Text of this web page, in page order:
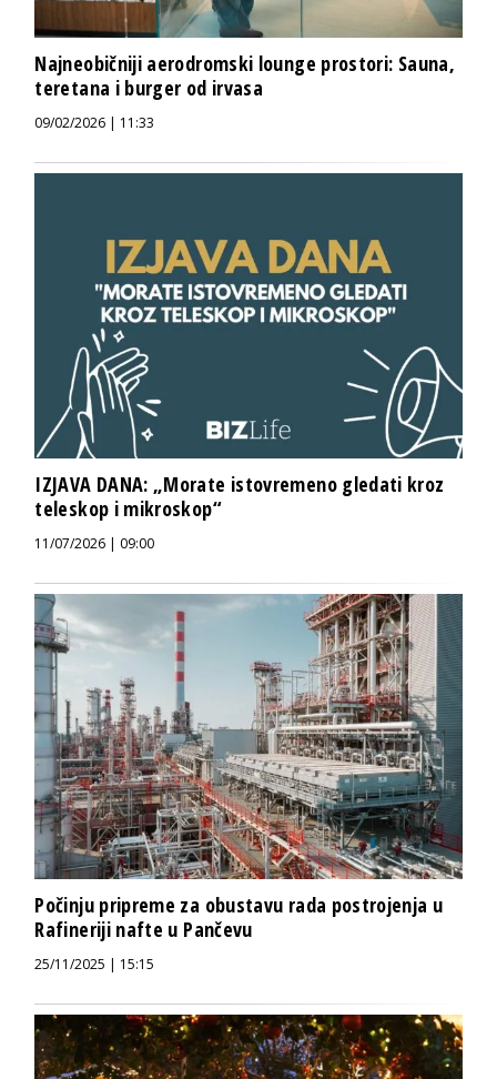
Najneobičniji aerodromski lounge prostori: Sauna,
teretana i burger od irvasa
09/02/2026 | 11:33
IZJAVA DANA: „Morate istovremeno gledati kroz
teleskop i mikroskop“
11/07/2026 | 09:00
Počinju pripreme za obustavu rada postrojenja u
Rafineriji nafte u Pančevu
25/11/2025 | 15:15